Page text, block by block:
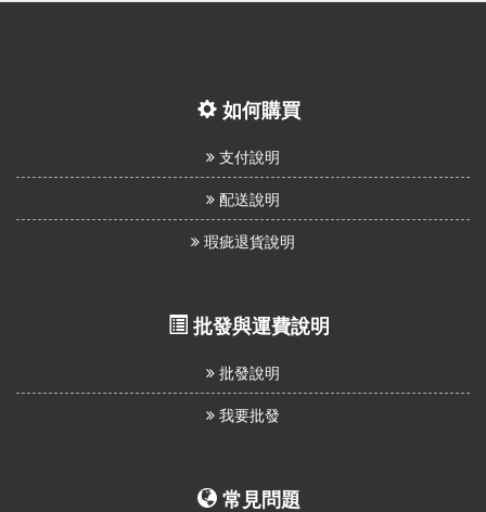
如何購買
支付說明
配送說明
瑕疵退貨說明
批發與運費說明
批發說明
我要批發
常見問題